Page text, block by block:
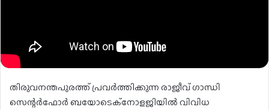
തിരുവനന്തപുരത്ത് പ്രവർത്തിക്കുന്ന രാജീവ് ഗാന്ധി
സെന്റർഫോർ ബയോടെക്നോളജിയിൽ വിവിധ